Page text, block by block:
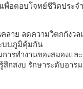
อตอบโจทย์ชีวิตปร
าย ลดความวิตกกังวล
บบภูมิคุ้มกัน
ารทำงานของสมองแล
กสงบ รักษาระดับอา